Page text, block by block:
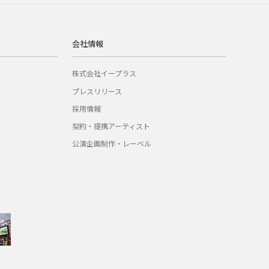
会社情報
株式会社イープラス
プレスリリース
採用情報
契約・提携アーティスト
公演企画制作・レーベル